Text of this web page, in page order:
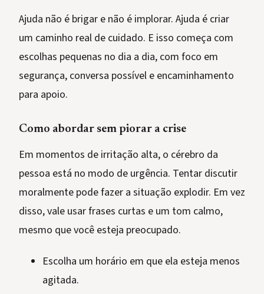
Ajuda não é brigar e não é implorar. Ajuda é criar
um caminho real de cuidado. E isso começa com
escolhas pequenas no dia a dia, com foco em
segurança, conversa possível e encaminhamento
para apoio.
Como abordar sem piorar a crise
Em momentos de irritação alta, o cérebro da
pessoa está no modo de urgência. Tentar discutir
moralmente pode fazer a situação explodir. Em vez
disso, vale usar frases curtas e um tom calmo,
mesmo que você esteja preocupado.
Escolha um horário em que ela esteja menos
agitada.